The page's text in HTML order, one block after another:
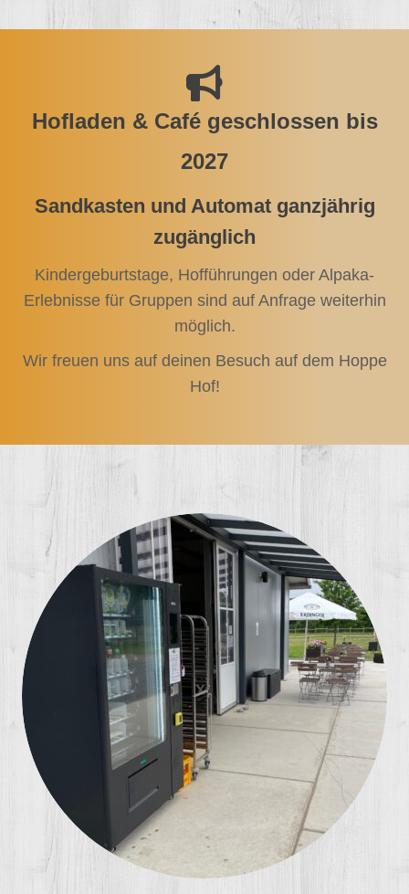
Hofladen & Café geschlossen bis
2027
Sandkasten und Automat ganzjährig
zugänglich
Kindergeburtstage, Hofführungen oder Alpaka-
Erlebnisse für Gruppen sind auf Anfrage weiterhin
möglich.
Wir freuen uns auf deinen Besuch auf dem Hoppe
Hof!